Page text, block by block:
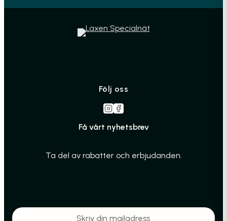
Följ oss
Få vårt nyhetsbrev
Ta del av rabatter och erbjudanden.